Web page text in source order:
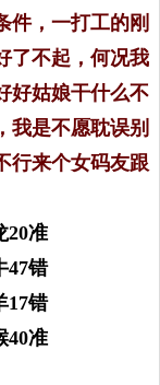
件，一打工的刚
了不起，何况我
好姑娘干什么不
我是不愿耽误别
行来个女码友跟
20准
47错
17错
40准